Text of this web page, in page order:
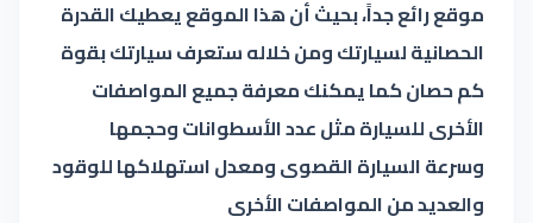
موقع رائع جداً، بحيث أن هذا الموقع يعطيك القدرة
الحصانية لسيارتك ومن خلاله ستعرف سيارتك بقوة
كم حصان كما يمكنك معرفة جميع المواصفات
الأخرى للسيارة مثل عدد الأسطوانات وحجمها
وسرعة السيارة القصوى ومعدل استهلاكها للوقود
والعديد من المواصفات الأخرى